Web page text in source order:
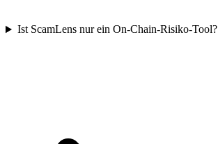
Ist ScamLens nur ein On-Chain-Risiko-Tool?